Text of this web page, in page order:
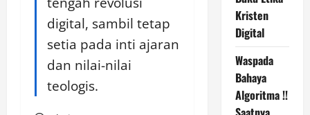
digital, sambil tetap
setia pada inti ajaran
dan nilai-nilai
teologis.
Kristen
Digital
Waspada
Bahaya
Algoritma !!